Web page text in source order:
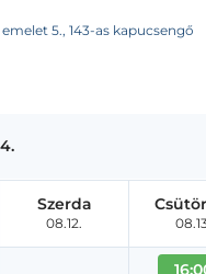
5., 143-as kapucsengő
Szerda
08.12.